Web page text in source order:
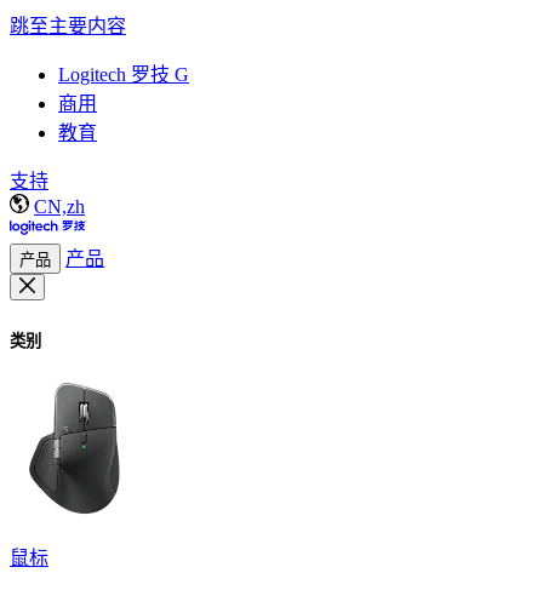
跳至主要内容
Logitech 罗技 G
商用
教育
支持
CN,zh
产品 产品
类别
鼠标